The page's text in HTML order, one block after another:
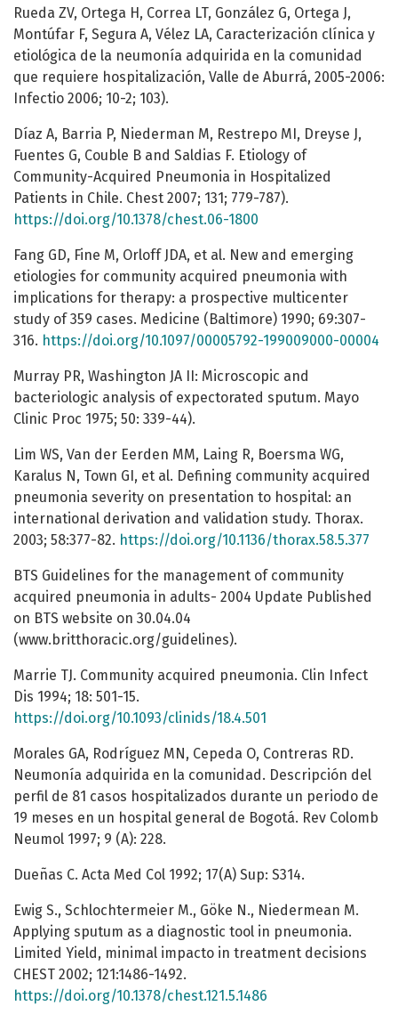
Rueda ZV, Ortega H, Correa LT, González G, Ortega J,
Montúfar F, Segura A, Vélez LA, Caracterización clínica y
etiológica de la neumonía adquirida en la comunidad
que requiere hospitalización, Valle de Aburrá, 2005-2006:
Infectio 2006; 10-2; 103).
Díaz A, Barria P, Niederman M, Restrepo MI, Dreyse J,
Fuentes G, Couble B and Saldias F. Etiology of
Community-Acquired Pneumonia in Hospitalized
Patients in Chile. Chest 2007; 131; 779-787).
https://doi.org/10.1378/chest.06-1800
Fang GD, Fine M, Orloff JDA, et al. New and emerging
etiologies for community acquired pneumonia with
implications for therapy: a prospective multicenter
study of 359 cases. Medicine (Baltimore) 1990; 69:307-
316. https://doi.org/10.1097/00005792-199009000-00004
Murray PR, Washington JA II: Microscopic and
bacteriologic analysis of expectorated sputum. Mayo
Clinic Proc 1975; 50: 339-44).
Lim WS, Van der Eerden MM, Laing R, Boersma WG,
Karalus N, Town GI, et al. Defining community acquired
pneumonia severity on presentation to hospital: an
international derivation and validation study. Thorax.
2003; 58:377-82. https://doi.org/10.1136/thorax.58.5.377
BTS Guidelines for the management of community
acquired pneumonia in adults- 2004 Update Published
on BTS website on 30.04.04
(www.britthoracic.org/guidelines).
Marrie TJ. Community acquired pneumonia. Clin Infect
Dis 1994; 18: 501-15.
https://doi.org/10.1093/clinids/18.4.501
Morales GA, Rodríguez MN, Cepeda O, Contreras RD.
Neumonía adquirida en la comunidad. Descripción del
perfil de 81 casos hospitalizados durante un periodo de
19 meses en un hospital general de Bogotá. Rev Colomb
Neumol 1997; 9 (A): 228.
Dueñas C. Acta Med Col 1992; 17(A) Sup: S314.
Ewig S., Schlochtermeier M., Göke N., Niedermean M.
Applying sputum as a diagnostic tool in pneumonia.
Limited Yield, minimal impacto in treatment decisions
CHEST 2002; 121:1486-1492.
https://doi.org/10.1378/chest.121.5.1486